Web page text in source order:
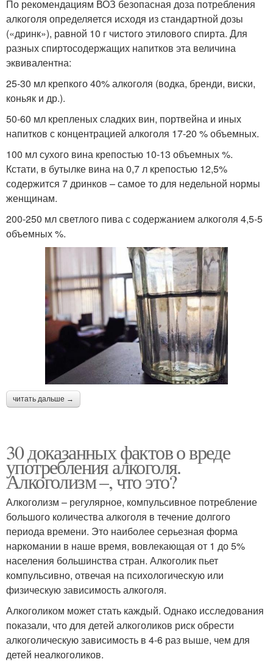
По рекомендациям ВОЗ безопасная доза потребления
алкоголя определяется исходя из стандартной дозы
(«дринк»), равной 10 г чистого этилового спирта. Для
разных спиртосодержащих напитков эта величина
эквивалентна:
25-30 мл крепкого 40% алкоголя (водка, бренди, виски,
коньяк и др.).
50-60 мл крепленых сладких вин, портвейна и иных
напитков с концентрацией алкоголя 17-20 % объемных.
100 мл сухого вина крепостью 10-13 объемных %.
Кстати, в бутылке вина на 0,7 л крепостью 12,5%
содержится 7 дринков – самое то для недельной нормы
женщинам.
200-250 мл светлого пива с содержанием алкоголя 4,5-5
объемных %.
читать дальше →
30 доказанных фактов о вреде
употребления алкоголя.
Алкоголизм –, что это?
Алкоголизм – регулярное, компульсивное потребление
большого количества алкоголя в течение долгого
периода времени. Это наиболее серьезная форма
наркомании в наше время, вовлекающая от 1 до 5%
населения большинства стран. Алкоголик пьет
компульсивно, отвечая на психологическую или
физическую зависимость алкоголя.
Алкоголиком может стать каждый. Однако исследования
показали, что для детей алкоголиков риск обрести
алкоголическую зависимость в 4-6 раз выше, чем для
детей неалкоголиков.